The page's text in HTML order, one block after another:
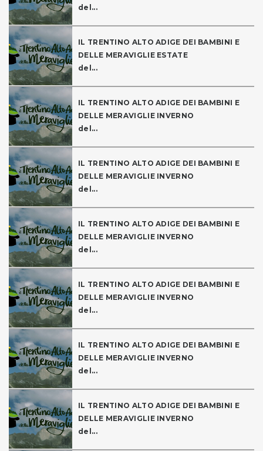
del...
IL TRENTINO ALTO ADIGE DEI BAMBINI E
DELLE MERAVIGLIE ESTATE
del...
IL TRENTINO ALTO ADIGE DEI BAMBINI E
DELLE MERAVIGLIE INVERNO
del...
IL TRENTINO ALTO ADIGE DEI BAMBINI E
DELLE MERAVIGLIE INVERNO
del...
IL TRENTINO ALTO ADIGE DEI BAMBINI E
DELLE MERAVIGLIE INVERNO
del...
IL TRENTINO ALTO ADIGE DEI BAMBINI E
DELLE MERAVIGLIE INVERNO
del...
IL TRENTINO ALTO ADIGE DEI BAMBINI E
DELLE MERAVIGLIE INVERNO
del...
IL TRENTINO ALTO ADIGE DEI BAMBINI E
DELLE MERAVIGLIE INVERNO
del...